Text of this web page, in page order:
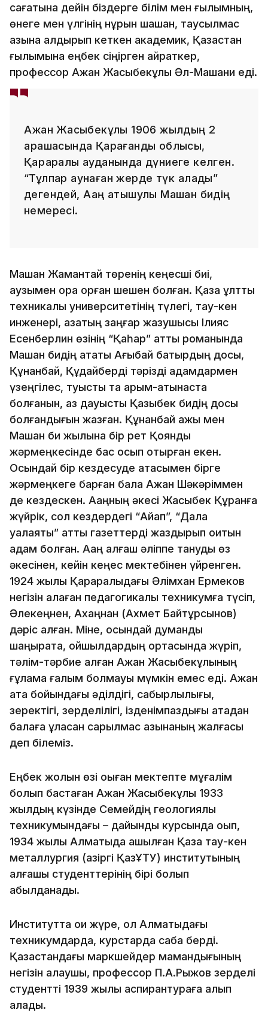
сағатына дейін біздерге білім мен ғылымның,
өнеге мен үлгінің нұрын шашқан, таусылмас
қазына қалдырып кеткен академик, Қазақстан
ғылымына еңбек сіңірген қайраткер,
профессор Ақжан Жақсыбекұлы Әл-Машани еді.
Ақжан Жақсыбекұлы 1906 жылдың 2
қарашасында Қарағанды облысы,
Қарқаралы ауданында дүниеге келген.
“Тұлпар аунаған жерде түк қалады”
дегендей, Ақаң аты­шулы Машан бидің
немересі.
Машан Жамантай төренің кеңесші биі,
аузымен орақ орған шешен болған. Қазақ ұлттық
техникалық университетінің түлегі, тау-кен
инженері, қазақтың заңғар жазушысы Ілияс
Есенберлин өзінің “Қаһар” атты романында
Машан бидің атақты Ағыбай батырдың досы,
Құнанбай, Құдайберді тәрізді адамдармен
үзеңгілес, туыстық та қарым-қатынаста
болғанын, қаз дауысты Қазыбек бидің досы
болғандығын жазған. Құнанбай қажы мен
Машан би жылына бір рет Қоянды
жәрмеңкесінде бас қосып отырған екен.
Осындай бір кездесуде атасымен бірге
жәрмеңкеге барған бала Ақжан Шәкәріммен
де кездескен. Ақаңның әкесі Жақсыбек Құранға
жүйрік, сол кездердегі “Айқап”, “Дала
уалаяты” атты газеттерді жаздырып оқитын
адам болған. Ақаң алғаш әліппе тануды өз
әкесінен, кейін кеңес мектебінен үйренген.
1924 жылы Қарқаралыдағы Әлімхан Ермеков
негізін қалаған педагогикалық техникумға түсіп,
Әлекеңнен, Ахаңнан (Ахмет Байтұрсынов)
дәріс алған. Міне, осындай думанды
шаңырақта, ойшылдардың ортасында жүріп,
тәлім-тәрбие алған Ақжан Жақсыбекұлының
ғұлама ғалым болмауы мүмкін емес еді. Ақжан
ата бойындағы әділдігі, сабырлылығы,
зеректігі, зерделілігі, ізденімпаздығы атадан
балаға ұласқан сарқылмас қазынаның жалғасы
деп білеміз.
Еңбек жолын өзі оқыған мектепте мұғалім
болып бастаған Ақжан Жақсыбекұлы 1933
жылдың күзінде Семейдің геологиялық
техникумындағы – дайындық курсын­да оқып,
1934 жылы Алматыда ашылған Қазақ тау-кен
металлургия (қазіргі ҚазҰТУ) институтының
алғашқы студенттерінің бірі болып
қабылданады.
Институтта оқи жүре, ол Алматыдағы
техникумдарда, курстарда сабақ берді.
Қазақстандағы маркшейдер мамандығының
негізін қалаушы, профессор П.А.Ры­жов зерделі
студентті 1939 жылы аспирантураға алып
қалады.